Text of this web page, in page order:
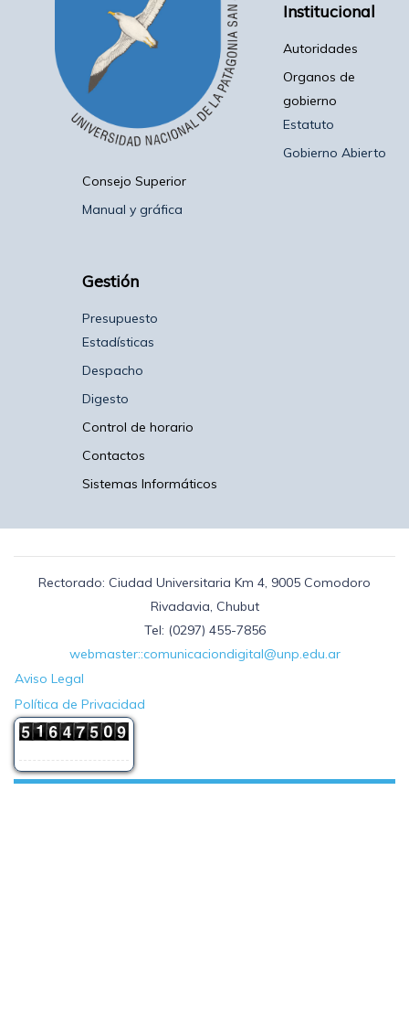
Institucional
Autoridades
Organos de
gobierno
Estatuto
Gobierno Abierto
Consejo Superior
Manual y gráfica
Gestión
Presupuesto
Estadísticas
Despacho
Digesto
Control de horario
Contactos
Sistemas Informáticos
Rectorado: Ciudad Universitaria Km 4, 9005 Comodoro
Rivadavia, Chubut
Tel: (0297) 455-7856
webmaster::comunicaciondigital@unp.edu.ar
Aviso Legal
Política de Privacidad